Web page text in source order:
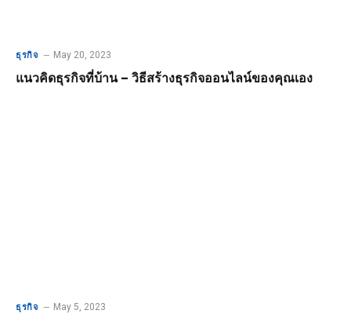
ธุรกิจ May 20, 2023
แนวคิดธุรกิจที่บ้าน – วิธีสร้างธุรกิจออนไลน์ของคุณเอง
ธุรกิจ May 5, 2023